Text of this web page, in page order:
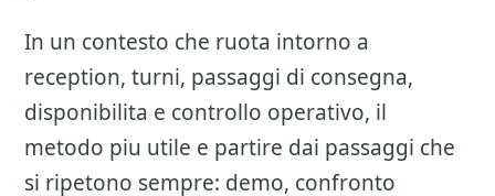
In un contesto che ruota intorno a
reception, turni, passaggi di consegna,
disponibilita e controllo operativo, il
metodo piu utile e partire dai passaggi che
si ripetono sempre: demo, confronto